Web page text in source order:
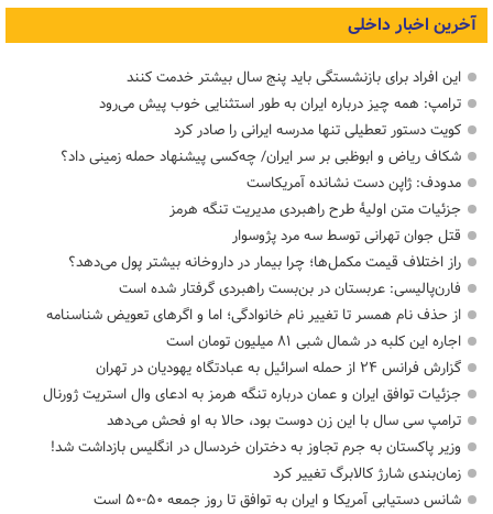
آخرین اخبار داخلی
این افراد برای بازنشستگی باید پنج سال بیشتر خدمت کنند
ترامپ: همه چیز درباره ایران به طور استثنایی خوب پیش می‌رود
کویت دستور تعطیلی تنها مدرسه ایرانی را صادر کرد
شکاف ریاض و ابوظبی بر سر ایران/ چه‌کسی پیشنهاد حمله زمینی داد؟
مدودف: ژاپن دست نشانده آمریکاست
جزئیات متن اولیۀ طرح راهبردی مدیریت تنگه هرمز
قتل جوان تهرانی توسط سه مرد پژوسوار
راز اختلاف قیمت مکمل‌ها؛ چرا بیمار در داروخانه بیشتر پول می‌دهد؟
فارن‌پالیسی: عربستان در بن‌بست راهبردی گرفتار شده است
از حذف نام همسر تا تغییر نام خانوادگی؛ اما و اگرهای تعویض شناسنامه
اجاره این کلبه در شمال شبی ۸۱ میلیون تومان است
گزارش فرانس ۲۴ از حمله اسرائیل به عبادتگاه یهودیان در تهران
جزئیات توافق ایران و عمان درباره تنگه هرمز به ادعای وال استریت ژورنال
ترامپ سی سال با این زن دوست بود، حالا به او فحش می‌دهد
وزیر پاکستان به جرم تجاوز به دختران خردسال در انگلیس بازداشت شد!
زمان‌بندی شارژ کالابرگ تغییر کرد
شانس دستیابی آمریکا و ایران به توافق تا روز جمعه ۵۰-۵۰ است